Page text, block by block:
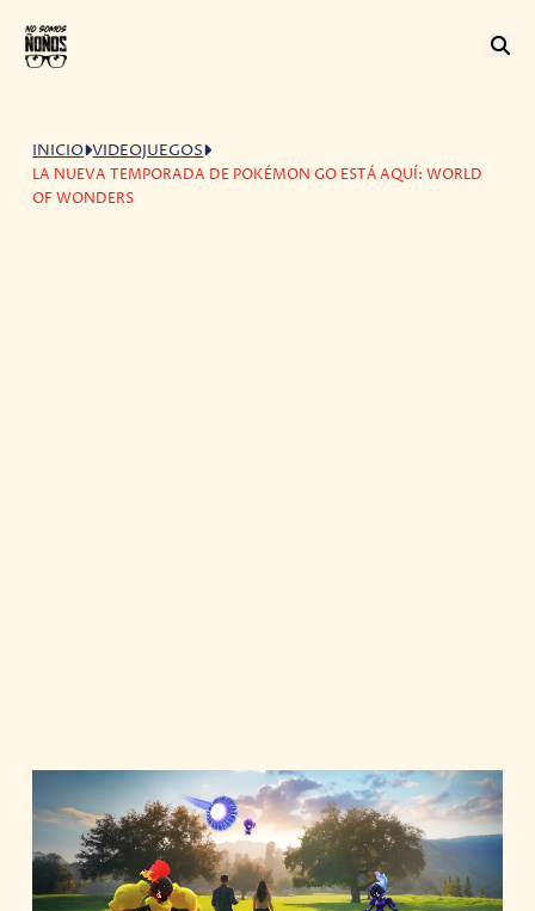
INICIO VIDEOJUEGOS
LA NUEVA TEMPORADA DE POKÉMON GO ESTÁ AQUÍ: WORLD
OF WONDERS